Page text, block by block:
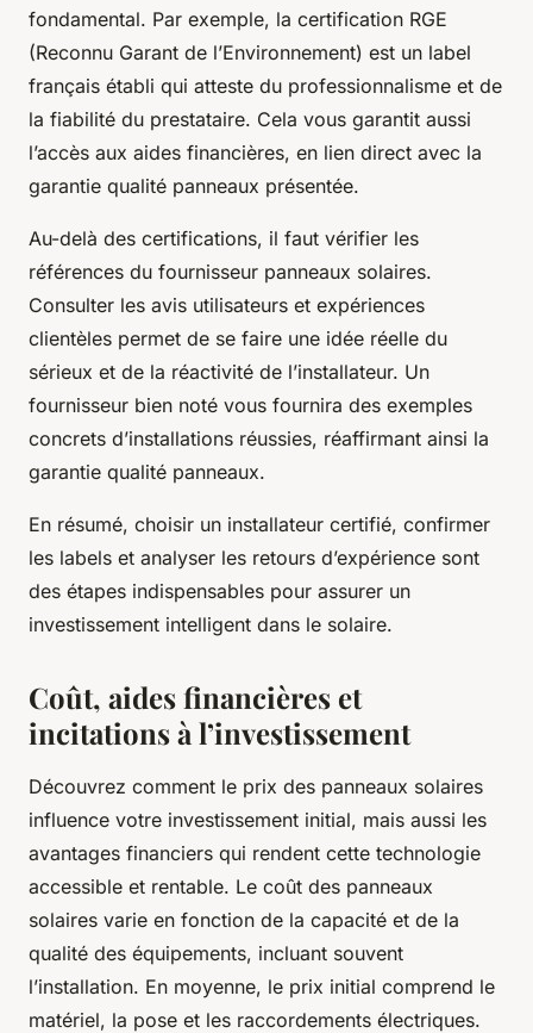
fondamental. Par exemple, la certification RGE
(Reconnu Garant de l’Environnement) est un label
français établi qui atteste du professionnalisme et de
la fiabilité du prestataire. Cela vous garantit aussi
l’accès aux aides financières, en lien direct avec la
garantie qualité panneaux présentée.
Au-delà des certifications, il faut vérifier les
références du fournisseur panneaux solaires.
Consulter les avis utilisateurs et expériences
clientèles permet de se faire une idée réelle du
sérieux et de la réactivité de l’installateur. Un
fournisseur bien noté vous fournira des exemples
concrets d’installations réussies, réaffirmant ainsi la
garantie qualité panneaux.
En résumé, choisir un installateur certifié, confirmer
les labels et analyser les retours d’expérience sont
des étapes indispensables pour assurer un
investissement intelligent dans le solaire.
Coût, aides financières et
incitations à l’investissement
Découvrez comment le prix des panneaux solaires
influence votre investissement initial, mais aussi les
avantages financiers qui rendent cette technologie
accessible et rentable. Le coût des panneaux
solaires varie en fonction de la capacité et de la
qualité des équipements, incluant souvent
l’installation. En moyenne, le prix initial comprend le
matériel, la pose et les raccordements électriques.